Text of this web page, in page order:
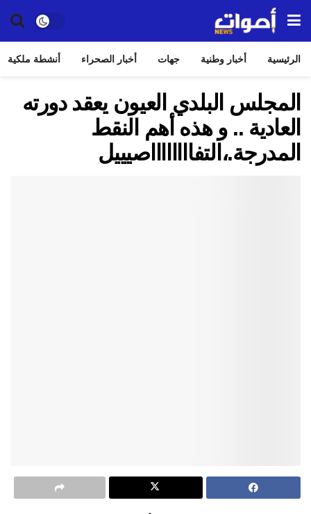
الرئيسية أخبار وطنية جهات أخبار الصحراء أنشطة ملكية
المجلس البلدي العيون يعقد دورته
العادية .. و هذه أهم النقط
المدرجة.،التفااااااااصيييل